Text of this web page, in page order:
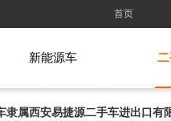
首页
新能源车
隶属西安易捷源二手车进出口有